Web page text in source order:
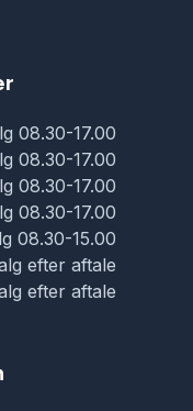
08.30-17.00
08.30-17.00
08.30-17.00
08.30-17.00
08.30-15.00
efter aftale
efter aftale